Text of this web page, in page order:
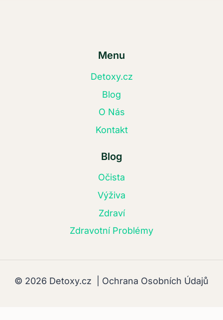
Menu
Detoxy.cz
Blog
O Nás
Kontakt
Blog
Očista
Výživa
Zdraví
Zdravotní Problémy
© 2026 Detoxy.cz | Ochrana Osobních Údajů